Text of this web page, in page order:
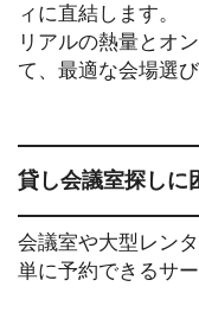
ィに直結します。
リアルの熱量とオ
て、最適な会場選
貸し会議室探しに
会議室や大型レン
単に予約できるサー